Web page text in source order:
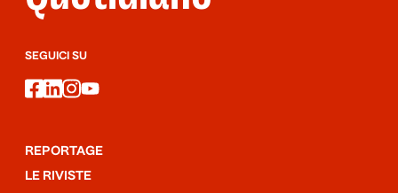
SEGUICI SU
facebook
linkedin
instagram
youtube
REPORTAGE
LE RIVISTE